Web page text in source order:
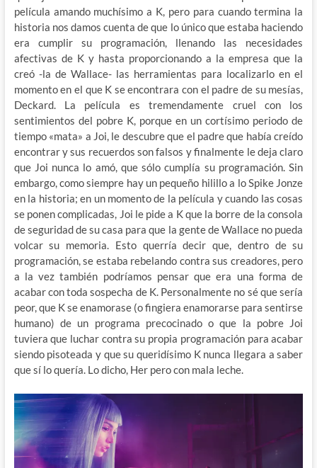
película amando muchísimo a K, pero para cuando termina la
historia nos damos cuenta de que lo único que estaba haciendo
era cumplir su programación, llenando las necesidades
afectivas de K y hasta proporcionando a la empresa que la
creó -la de Wallace- las herramientas para localizarlo en el
momento en el que K se encontrara con el padre de su mesías,
Deckard. La película es tremendamente cruel con los
sentimientos del pobre K, porque en un cortísimo periodo de
tiempo «mata» a Joi, le descubre que el padre que había creído
encontrar y sus recuerdos son falsos y finalmente le deja claro
que Joi nunca lo amó, que sólo cumplía su programación. Sin
embargo, como siempre hay un pequeño hilillo a lo Spike Jonze
en la historia; en un momento de la película y cuando las cosas
se ponen complicadas, Joi le pide a K que la borre de la consola
de seguridad de su casa para que la gente de Wallace no pueda
volcar su memoria. Esto querría decir que, dentro de su
programación, se estaba rebelando contra sus creadores, pero
a la vez también podríamos pensar que era una forma de
acabar con toda sospecha de K. Personalmente no sé que sería
peor, que K se enamorase (o fingiera enamorarse para sentirse
humano) de un programa precocinado o que la pobre Joi
tuviera que luchar contra su propia programación para acabar
siendo pisoteada y que su queridísimo K nunca llegara a saber
que sí lo quería. Lo dicho, Her pero con mala leche.